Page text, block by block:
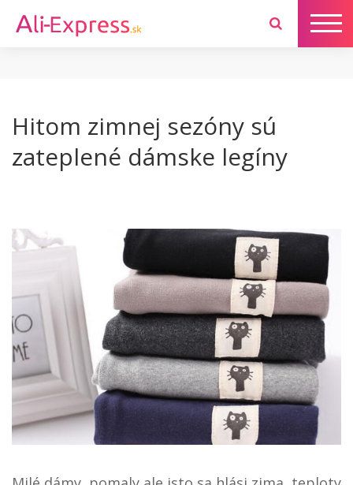
Hitom zimnej sezóny sú
zateplené dámske legíny